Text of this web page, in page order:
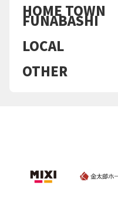
HOME TOWN
FUNABASHI
LOCAL
OTHER